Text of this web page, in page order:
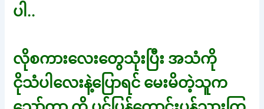
ပါ..
လိုစကားလေးတွေသုံးပြီး အသံကို
ငိုသံပါလေးနဲ့ပြောရင် မေးမိတဲ့သူက